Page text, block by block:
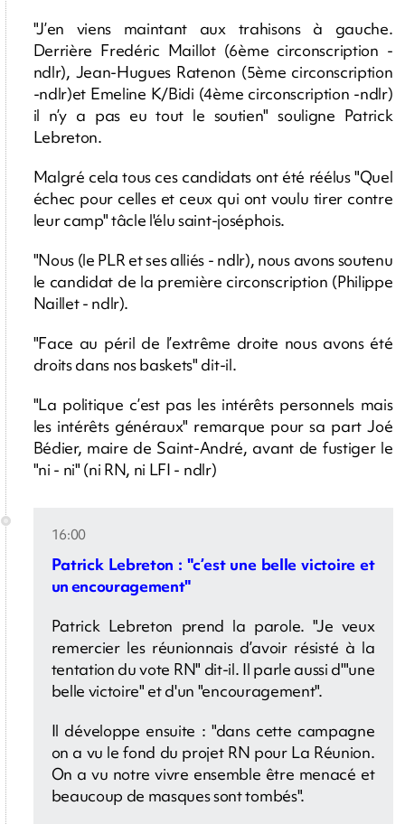
"J’en viens maintant aux trahisons à gauche.
Derrière Fredéric Maillot (6ème circonscription -
ndlr), Jean-Hugues Ratenon (5ème circonscription
-ndlr)et Emeline K/Bidi (4ème circonscription -ndlr)
il n’y a pas eu tout le soutien" souligne Patrick
Lebreton.
Malgré cela tous ces candidats ont été réélus "Quel
échec pour celles et ceux qui ont voulu tirer contre
leur camp" tâcle l'élu saint-joséphois.
"Nous (le PLR et ses alliés - ndlr), nous avons soutenu
le candidat de la première circonscription (Philippe
Naillet - ndlr).
"Face au péril de l’extrême droite nous avons été
droits dans nos baskets" dit-il.
"La politique c’est pas les intérêts personnels mais
les intérêts généraux" remarque pour sa part Joé
Bédier, maire de Saint-André, avant de fustiger le
"ni - ni" (ni RN, ni LFI - ndlr)
16:00
Patrick Lebreton : "c’est une belle victoire et
un encouragement"
Patrick Lebreton prend la parole. "Je veux
remercier les réunionnais d’avoir résisté à la
tentation du vote RN" dit-il. Il parle aussi d'"une
belle victoire" et d'un "encouragement".
Il développe ensuite : "dans cette campagne
on a vu le fond du projet RN pour La Réunion.
On a vu notre vivre ensemble être menacé et
beaucoup de masques sont tombés".